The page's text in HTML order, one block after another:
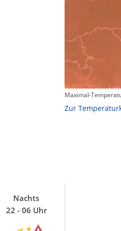
Nachts
22 - 06 Uhr
Maximal-
Zur